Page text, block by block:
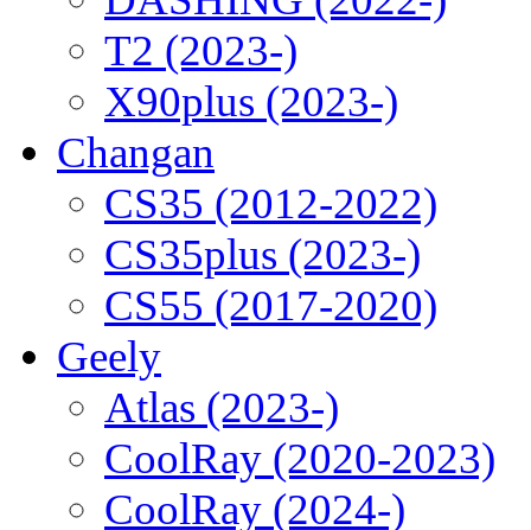
T2 (2023-)
X90plus (2023-)
Changan
CS35 (2012-2022)
CS35plus (2023-)
CS55 (2017-2020)
Geely
Atlas (2023-)
CoolRay (2020-2023)
CoolRay (2024-)